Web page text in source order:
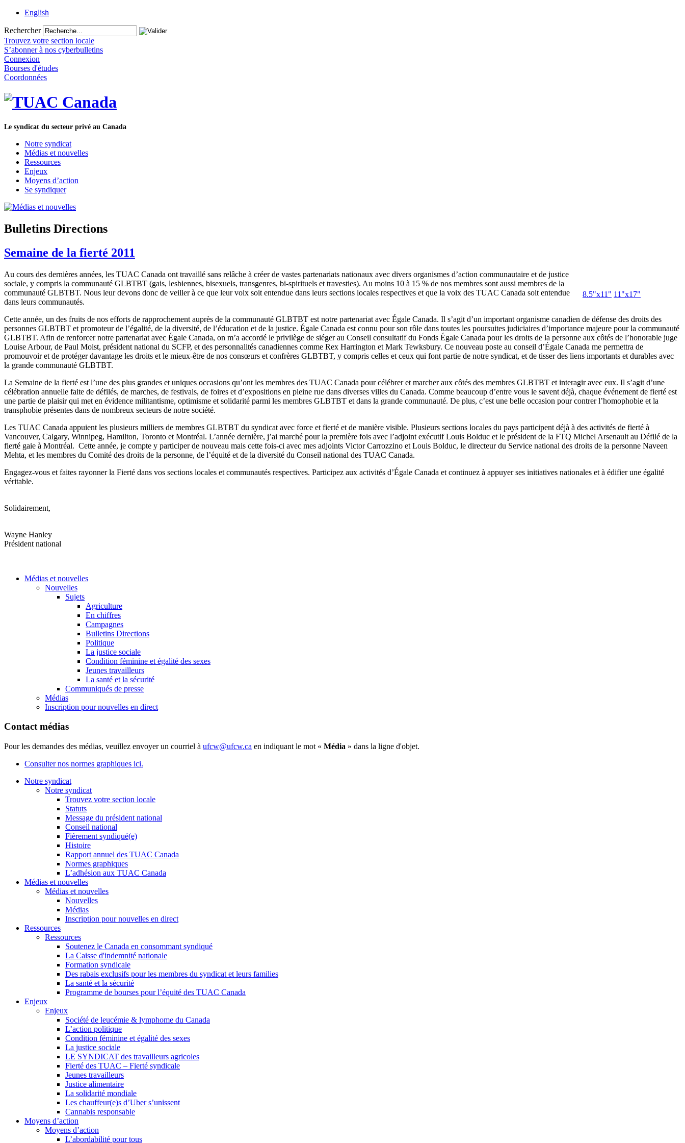
English
Rechercher
Trouvez votre section locale
S’abonner à nos cyberbulletins
Connexion
Bourses d'études
Coordonnées
Le syndicat du secteur privé au Canada
Notre syndicat
Médias et nouvelles
Ressources
Enjeux
Moyens d’action
Se syndiquer
Bulletins Directions
Semaine de la fierté 2011
8.5"x11" 11"x17"
Au cours des dernières années, les TUAC Canada ont travaillé sans relâche à créer de vastes partenariats nationaux avec divers organismes d’action communautaire et de justice
sociale, y compris la communauté GLBTBT (gais, lesbiennes, bisexuels, transgenres, bi-spirituels et travesties). Au moins 10 à 15 % de nos membres sont aussi membres de la
communauté GLBTBT. Nous leur devons donc de veiller à ce que leur voix soit entendue dans leurs sections locales respectives et que la voix des TUAC Canada soit entendue
dans leurs communautés.
Cette année, un des fruits de nos efforts de rapprochement auprès de la communauté GLBTBT est notre partenariat avec Égale Canada. Il s’agit d’un important organisme canadien de défense des droits des
personnes GLBTBT et promoteur de l’égalité, de la diversité, de l’éducation et de la justice. Égale Canada est connu pour son rôle dans toutes les poursuites judiciaires d’importance majeure pour la communauté
GLBTBT. Afin de renforcer notre partenariat avec Égale Canada, on m’a accordé le privilège de siéger au Conseil consultatif du Fonds Égale Canada pour les droits de la personne aux côtés de l’honorable juge
Louise Arbour, de Paul Moist, président national du SCFP, et des personnalités canadiennes comme Rex Harrington et Mark Tewksbury. Ce nouveau poste au conseil d’Égale Canada me permettra de
promouvoir et de protéger davantage les droits et le mieux-être de nos consœurs et confrères GLBTBT, y compris celles et ceux qui font partie de notre syndicat, et de tisser des liens importants et durables avec
la grande communauté GLBTBT.
La Semaine de la fierté est l’une des plus grandes et uniques occasions qu’ont les membres des TUAC Canada pour célébrer et marcher aux côtés des membres GLBTBT et interagir avec eux. Il s’agit d’une
célébration annuelle faite de défilés, de marches, de festivals, de foires et d’expositions en pleine rue dans diverses villes du Canada. Comme beaucoup d’entre vous le savent déjà, chaque événement de fierté est
une partie de plaisir qui met en évidence militantisme, optimisme et solidarité parmi les membres GLBTBT et dans la grande communauté. De plus, c’est une belle occasion pour contrer l’homophobie et la
transphobie présentes dans de nombreux secteurs de notre société.
Les TUAC Canada appuient les plusieurs milliers de membres GLBTBT du syndicat avec force et fierté et de manière visible. Plusieurs sections locales du pays participent déjà à des activités de fierté à
Vancouver, Calgary, Winnipeg, Hamilton, Toronto et Montréal. L’année dernière, j’ai marché pour la première fois avec l’adjoint exécutif Louis Bolduc et le président de la FTQ Michel Arsenault au Défilé de la
fierté gaie à Montréal. Cette année, je compte y participer de nouveau mais cette fois-ci avec mes adjoints Victor Carrozzino et Louis Bolduc, le directeur du Service national des droits de la personne Naveen
Mehta, et les membres du Comité des droits de la personne, de l’équité et de la diversité du Conseil national des TUAC Canada.
Engagez-vous et faites rayonner la Fierté dans vos sections locales et communautés respectives. Participez aux activités d’Égale Canada et continuez à appuyer ses initiatives nationales et à édifier une égalité
véritable.
Solidairement,
Wayne Hanley
Président national
Médias et nouvelles
Nouvelles
Sujets
Agriculture
En chiffres
Campagnes
Bulletins Directions
Politique
La justice sociale
Condition féminine et égalité des sexes
Jeunes travailleurs
La santé et la sécurité
Communiqués de presse
Médias
Inscription pour nouvelles en direct
Contact médias
Pour les demandes des médias, veuillez envoyer un courriel à ufcw@ufcw.ca en indiquant le mot « Média » dans la ligne d'objet.
Consulter nos normes graphiques ici.
Notre syndicat
Notre syndicat
Trouvez votre section locale
Statuts
Message du président national
Conseil national
Fièrement syndiqué(e)
Histoire
Rapport annuel des TUAC Canada
Normes graphiques
L’adhésion aux TUAC Canada
Médias et nouvelles
Médias et nouvelles
Nouvelles
Médias
Inscription pour nouvelles en direct
Ressources
Ressources
Soutenez le Canada en consommant syndiqué
La Caisse d'indemnité nationale
Formation syndicale
Des rabais exclusifs pour les membres du syndicat et leurs families
La santé et la sécurité
Programme de bourses pour l’équité des TUAC Canada
Enjeux
Enjeux
Société de leucémie & lymphome du Canada
L’action politique
Condition féminine et égalité des sexes
La justice sociale
LE SYNDICAT des travailleurs agricoles
Fierté des TUAC – Fierté syndicale
Jeunes travailleurs
Justice alimentaire
La solidarité mondiale
Les chauffeur(e)s d’Uber s’unissent
Cannabis responsable
Moyens d’action
Moyens d’action
L’abordabilité pour tous